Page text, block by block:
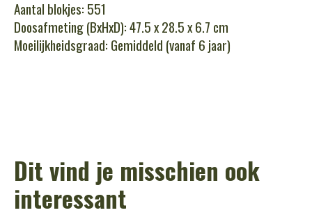
Aantal blokjes: 551
Doosafmeting (BxHxD): 47.5 x 28.5 x 6.7 cm
Moeilijkheidsgraad: Gemiddeld (vanaf 6 jaar)
Dit vind je misschien ook
interessant